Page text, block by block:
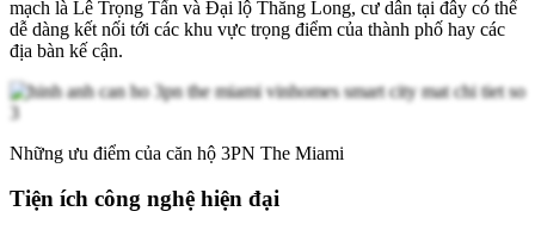
mạch là Lê Trọng Tấn và Đại lộ Thăng Long, cư dân tại đây có thể
dễ dàng kết nối tới các khu vực trọng điểm của thành phố hay các
địa bàn kế cận.
Những ưu điểm của căn hộ 3PN The Miami
Tiện ích công nghệ hiện đại